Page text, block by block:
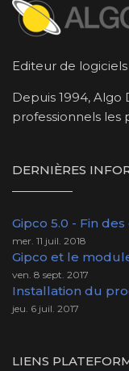
Editeur de
Depuis 1994,
professionnels les
DERNIÈRES
Gipco 5.0 - Fin
mer. 11 juil. 2018
Gipco et le
ven. 8 sept. 2017
Installation du
jeu. 6 juil. 2017
LIENS